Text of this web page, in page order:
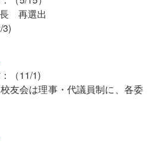
長 再選出
（11/1)
友会は理事・代議員制に、各委